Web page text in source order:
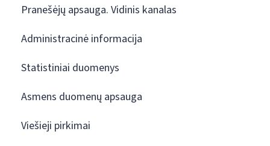
Pranešėjų apsauga. Vidinis kanalas
Administracinė informacija
Statistiniai duomenys
Asmens duomenų apsauga
Viešieji pirkimai